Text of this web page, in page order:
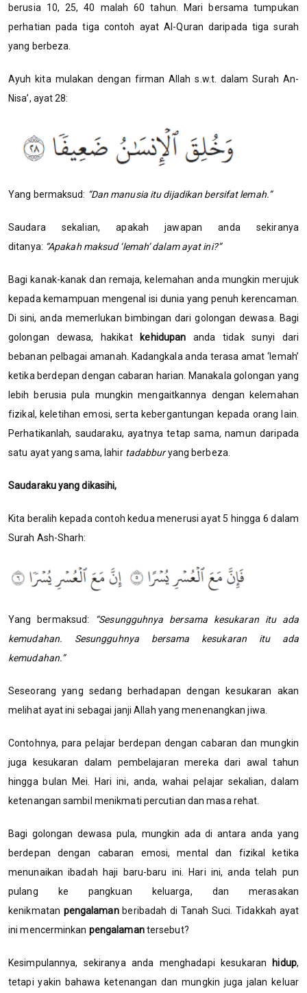
berusia 10, 25, 40 malah 60 tahun. Mari bersama tumpukan
perhatian pada tiga contoh ayat Al-Quran daripada tiga surah
yang berbeza.
Ayuh kita mulakan dengan firman Allah s.w.t. dalam Surah An-
Nisa’, ayat 28:
Yang bermaksud: “Dan manusia itu dijadikan bersifat lemah.”
Saudara sekalian, apakah jawapan anda sekiranya
ditanya: “Apakah maksud ‘lemah’ dalam ayat ini?”
Bagi kanak-kanak dan remaja, kelemahan anda mungkin merujuk
kepada kemampuan mengenal isi dunia yang penuh kerencaman.
Di sini, anda memerlukan bimbingan dari golongan dewasa. Bagi
golongan dewasa, hakikat
kehidupan anda tidak sunyi dari
bebanan pelbagai amanah. Kadangkala anda terasa amat ‘lemah’
ketika berdepan dengan cabaran harian. Manakala golongan yang
lebih berusia pula mungkin mengaitkannya dengan kelemahan
fizikal, keletihan emosi, serta kebergantungan kepada orang lain.
Perhatikanlah, saudaraku, ayatnya tetap sama,namun daripada
satu ayat yang sama, lahir tadabburyang berbeza.
Saudaraku yang dikasihi,
Kita beralih kepada contoh kedua menerusi ayat 5 hingga 6 dalam
Surah Ash-Sharh:
Yang bermaksud:
“Sesungguhnya bersama kesukaran itu ada
kemudahan. Sesungguhnya bersama kesukaran itu ada
kemudahan.”
Seseorang yang sedang berhadapan dengan kesukaran akan
melihat ayat ini sebagai janji Allah yang menenangkan jiwa.
Contohnya, para pelajar berdepan dengan cabaran dan mungkin
juga kesukaran dalam pembelajaran mereka dari awal tahun
hingga bulan Mei. Hari ini, anda, wahai pelajar sekalian, dalam
ketenangan sambil menikmati percutian dan masa rehat.
Bagi golongan dewasa pula, mungkin ada di antara anda yang
berdepan dengan cabaran emosi, mental dan fizikal ketika
menunaikan ibadah haji baru-baru ini. Hari ini, anda telah pun
pulang ke pangkuan keluarga, dan merasakan
kenikmatan pengalamanberibadah di Tanah Suci. Tidakkah ayat
ini mencerminkan pengalamantersebut?
Kesimpulannya, sekiranya anda menghadapi kesukaran hidup,
tetapi yakin bahawa ketenangan dan mungkin juga jalan keluar